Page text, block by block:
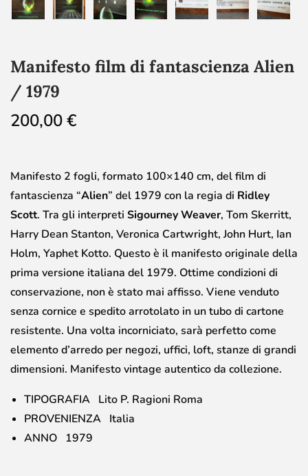
Manifesto film di fantascienza Alien
/ 1979
200,00€
Manifesto 2 fogli, formato 100×140 cm, del film di
fantascienza “Alien” del 1979 con la regia di Ridley
Scott. Tra gli interpreti Sigourney Weaver, Tom Skerritt,
Harry Dean Stanton, Veronica Cartwright, John Hurt, Ian
Holm, Yaphet Kotto. Questo è il manifesto originale della
prima versione italiana del 1979. Ottime condizioni di
conservazione, non è stato mai affisso. Viene venduto
senza cornice e spedito arrotolato in un tubo di cartone
resistente. Una volta incorniciato, sarà perfetto come
elemento d’arredo per negozi, uffici, loft, stanze di grandi
dimensioni. Manifesto vintage autentico da collezione.
TIPOGRAFIA Lito P. Ragioni Roma
PROVENIENZA Italia
ANNO 1979